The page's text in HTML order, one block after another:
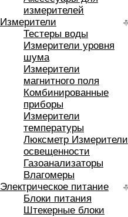
измерителей
Измерители
Тестеры воды
Измерители уровня
шума
Измерители
магнитного поля
Комбинированные
приборы
Измерители
температуры
Люксметр Измерители
освещенности
Газоанализаторы
Влагомеры
Электрическое питание
Блоки питания
Штекерные блоки